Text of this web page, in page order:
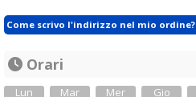
Come scrivo l'indirizzo nel mio ordine?
Orari
Lun
Mar
Mer
Gio